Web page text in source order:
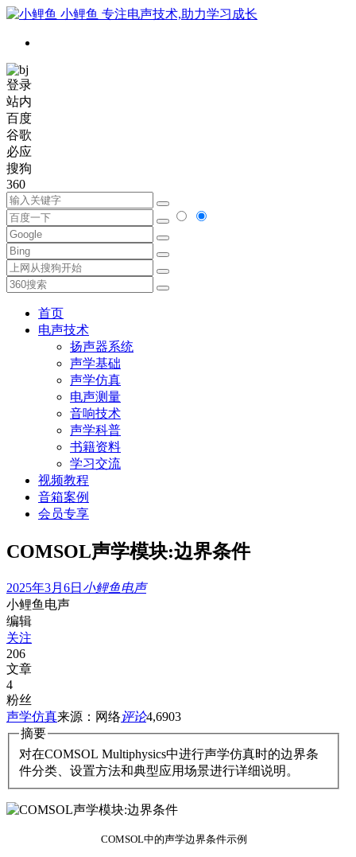
小鲤鱼 专注电声技术,助力学习成长
登录
站内
百度
谷歌
必应
搜狗
360
首页
电声技术
扬声器系统
声学基础
声学仿真
电声测量
音响技术
声学科普
书籍资料
学习交流
视频教程
音箱案例
会员专享
COMSOL声学模块:边界条件
2025年3月6日 小鲤鱼电声
小鲤鱼电声
编辑
关注
206
文章
4
粉丝
声学仿真来源：网络评论4,6903
摘要
对在COMSOL Multiphysics中进行声学仿真时的边界条
件分类、设置方法和典型应用场景进行详细说明。
COMSOL中的声学边界条件示例